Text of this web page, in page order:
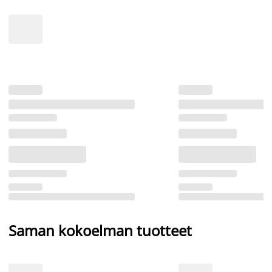
Saman kokoelman tuotteet